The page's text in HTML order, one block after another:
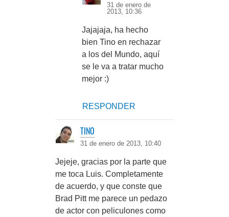
31 de enero de
2013, 10:36
Jajajaja, ha hecho
bien Tino en rechazar
a los del Mundo, aquí
se le va a tratar mucho
mejor :)
RESPONDER
TINO
31 de enero de 2013, 10:40
Jejeje, gracias por la parte que
me toca Luis. Completamente
de acuerdo, y que conste que
Brad Pitt me parece un pedazo
de actor con peliculones como